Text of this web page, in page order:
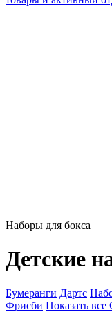
Наборы для бокса
Детские
Бумеранги Дартс
Фрисби Показать все